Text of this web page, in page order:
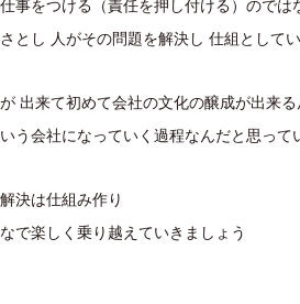
仕事をつける（責任を押し付ける）ので
とし 人がその問題を解決し 仕組としてい
出来て初めて会社の文化の醸成が出来る
う会社になっていく過程なんだと思って
決は仕組み作り
で楽しく乗り越えていきましょう